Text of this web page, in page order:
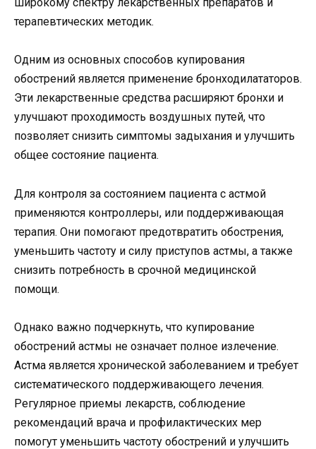
терапевтических методик.
Одним из основных способов купирования
обострений является применение бронходилататоров.
Эти лекарственные средства расширяют бронхи и
улучшают проходимость воздушных путей, что
позволяет снизить симптомы задыхания и улучшить
общее состояние пациента.
Для контроля за состоянием пациента с астмой
применяются контроллеры, или поддерживающая
терапия. Они помогают предотвратить обострения,
уменьшить частоту и силу приступов астмы, а также
снизить потребность в срочной медицинской
помощи.
Однако важно подчеркнуть, что купирование
обострений астмы не означает полное излечение.
Астма является хронической заболеванием и требует
систематического поддерживающего лечения.
Регулярное приемы лекарств, соблюдение
рекомендаций врача и профилактических мер
помогут уменьшить частоту обострений и улучшить